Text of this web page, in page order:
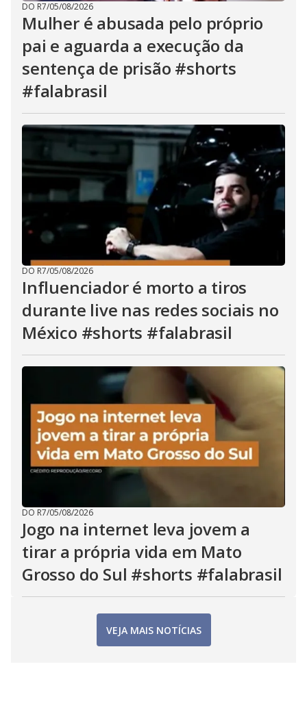
DO R7/05/08/2026
Mulher é abusada pelo próprio
pai e aguarda a execução da
sentença de prisão #shorts
#falabrasil
DO R7/05/08/2026
Influenciador é morto a tiros
durante live nas redes sociais no
México #shorts #falabrasil
DO R7/05/08/2026
Jogo na internet leva jovem a
tirar a própria vida em Mato
Grosso do Sul #shorts #falabrasil
VEJA MAIS NOTÍCIAS